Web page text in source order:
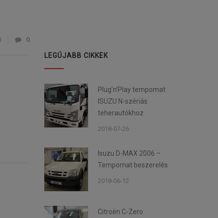
0
LEGÚJABB CIKKEK
Plug’n’Play tempomat
ISUZU N-szériás
teherautókhoz
2018-07-26
Isuzu D-MAX 2006 –
Tempomat beszerelés
2018-06-12
Citroën C-Zero